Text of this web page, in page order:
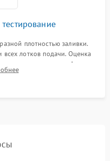
плотностью заливки.
лотков подачи. Оценка
отсутствие дефектов
готового устройства.